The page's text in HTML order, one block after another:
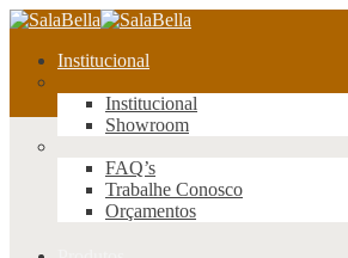
Institucional
Institucional
Showroom
FAQ’s
Trabalhe Conosco
Orçamentos